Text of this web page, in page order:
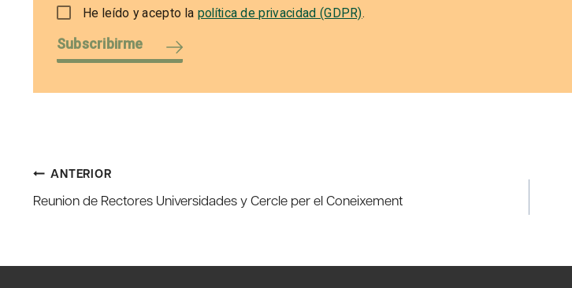
He leído y acepto la política de privacidad (GDPR).
Subscribirme
Navegación
de
entradas
ANTERIOR
Reunion de Rectores Universidades y Cercle per el Coneixement